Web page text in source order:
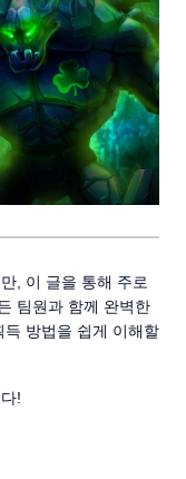
, 이 글을 통해 주로
팀원과 함께 완벽한
방법을 쉽게 이해할
!